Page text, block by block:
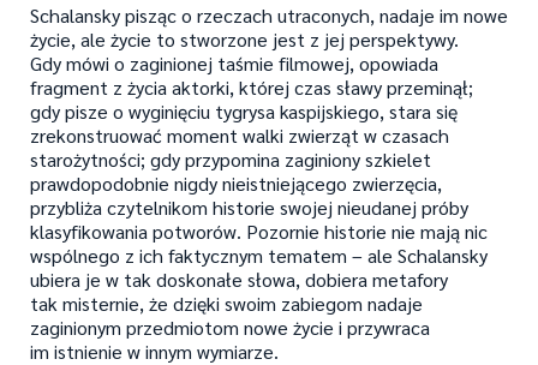
Schalansky pisząc o rzeczach utraconych, nadaje im nowe
życie, ale życie to stworzone jest z jej perspektywy.
Gdy mówi o zaginionej taśmie filmowej, opowiada
fragment z życia aktorki, której czas sławy przeminął;
gdy pisze o wyginięciu tygrysa kaspijskiego, stara się
zrekonstruować moment walki zwierząt w czasach
starożytności; gdy przypomina zaginiony szkielet
prawdopodobnie nigdy nieistniejącego zwierzęcia,
przybliża czytelnikom historie swojej nieudanej próby
klasyfikowania potworów. Pozornie historie nie mają nic
wspólnego z ich faktycznym tematem – ale Schalansky
ubiera je w tak doskonałe słowa, dobiera metafory
tak misternie, że dzięki swoim zabiegom nadaje
zaginionym przedmiotom nowe życie i przywraca
im istnienie w innym wymiarze.